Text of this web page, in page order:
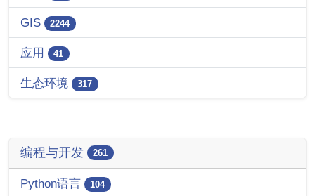
GIS 2244
应用 41
生态环境 317
编程与开发 261
Python语言 104